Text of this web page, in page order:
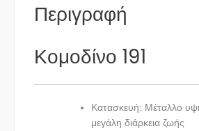
Περιγραφή
Κομοδίνο 191
Κατασκευή: Μέταλλο
μεγάλη διάρκεια ζωής